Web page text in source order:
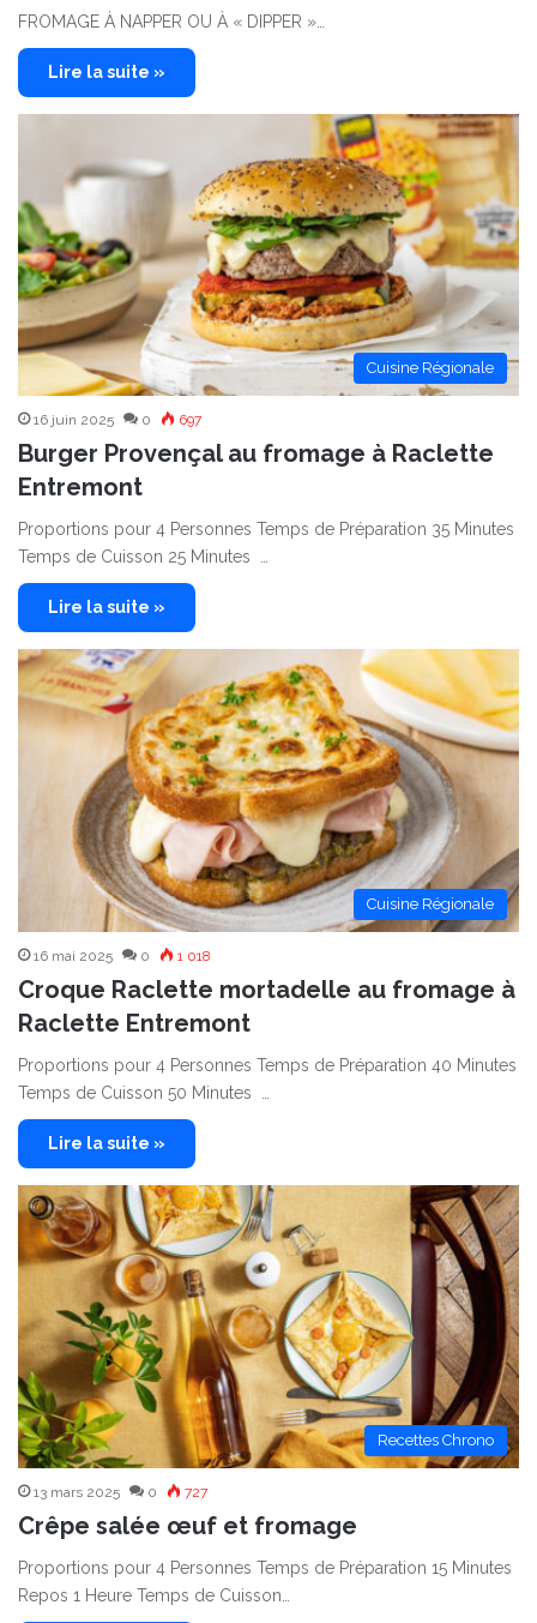
FROMAGE À NAPPER OU À « DIPPER »…
Lire la suite »
Cuisine Régionale
16 juin 2025 0 697
Burger Provençal au fromage à Raclette
Entremont
Proportions pour 4 Personnes Temps de Préparation 35 Minutes
Temps de Cuisson 25 Minutes …
Lire la suite »
Cuisine Régionale
16 mai 2025 0 1 018
Croque Raclette mortadelle au fromage à
Raclette Entremont
Proportions pour 4 Personnes Temps de Préparation 40 Minutes
Temps de Cuisson 50 Minutes …
Lire la suite »
Recettes Chrono
13 mars 2025 0 727
Crêpe salée œuf et fromage
Proportions pour 4 Personnes Temps de Préparation 15 Minutes
Repos 1 Heure Temps de Cuisson…